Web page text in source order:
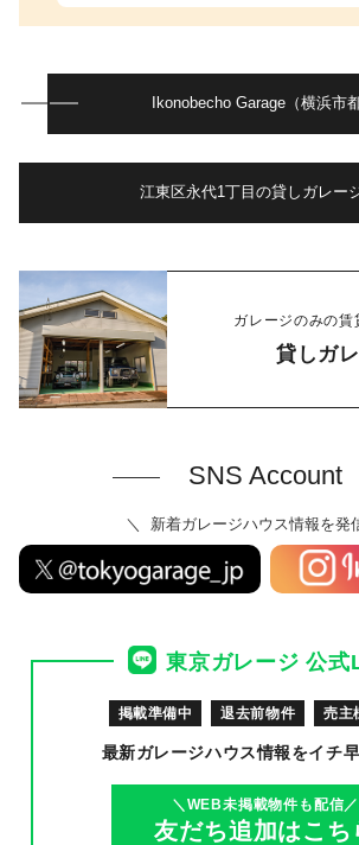
Ikonobecho Garage（横浜市
江東区永代1丁目の貸しガレー
ガレージのみの賃
貸しガ
SNS Account
新着ガレージハウス情報を発
東京ガレージ 公式
掲載準備中 退去前物件 売主
最新ガレージハウス情報をイチ
＼WEB未掲載物件も配信／
友だち追加はこち